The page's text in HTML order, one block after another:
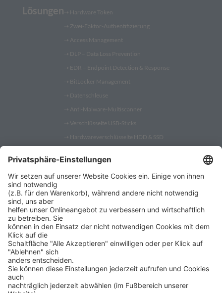
Lösungen ➝ Hardware Token
➝ Zwei-Faktor-Authentifizierung
➝ Access Management
➝ DLP – Data Loss Prevention
➝ EDR – Endpoint Detection & Response
➝ BitLocker Management
➝ Datenschleuse
➝ Anti-Malware-Multiscanner
➝ Verschlüsselte USB-Sticks
➝ Hardwareverschlüsselte HDD & SSD
Shop ➝Security Token
➝YubiKey
➝Gatekeeper
➝ YubiKey 5
➝YubiKey Bio
➝ SafeToGo USB 3.1 Stick
➝Verschlüsselte USB-Sticks
➝Verschlüsselte Festplatten